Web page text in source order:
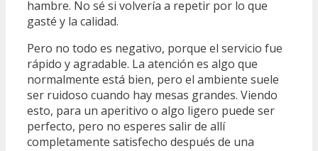
hambre. No sé si volvería a repetir por lo que
gasté y la calidad.
Pero no todo es negativo, porque el servicio fue
rápido y agradable. La atención es algo que
normalmente está bien, pero el ambiente suele
ser ruidoso cuando hay mesas grandes. Viendo
esto, para un aperitivo o algo ligero puede ser
perfecto, pero no esperes salir de allí
completamente satisfecho después de una